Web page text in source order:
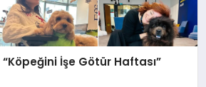
İşe Götür Haftası”